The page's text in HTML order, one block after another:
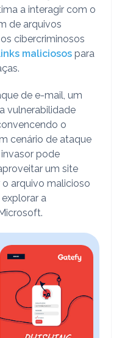
a interagir com o
de arquivos
cibercriminosos
maliciosospara
de e-mail, um
vulnerabilidade
o
cenário de ataque
pode
um site
arquivo malicioso
a